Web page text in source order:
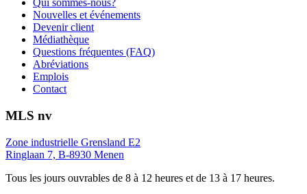
Qui sommes-nous?
Nouvelles et événements
Devenir client
Médiathèque
Questions fréquentes (FAQ)
Abréviations
Emplois
Contact
MLS nv
Zone industrielle Grensland E2
Ringlaan 7, B-8930 Menen
Tous les jours ouvrables de 8 à 12 heures et de 13 à 17 heures.